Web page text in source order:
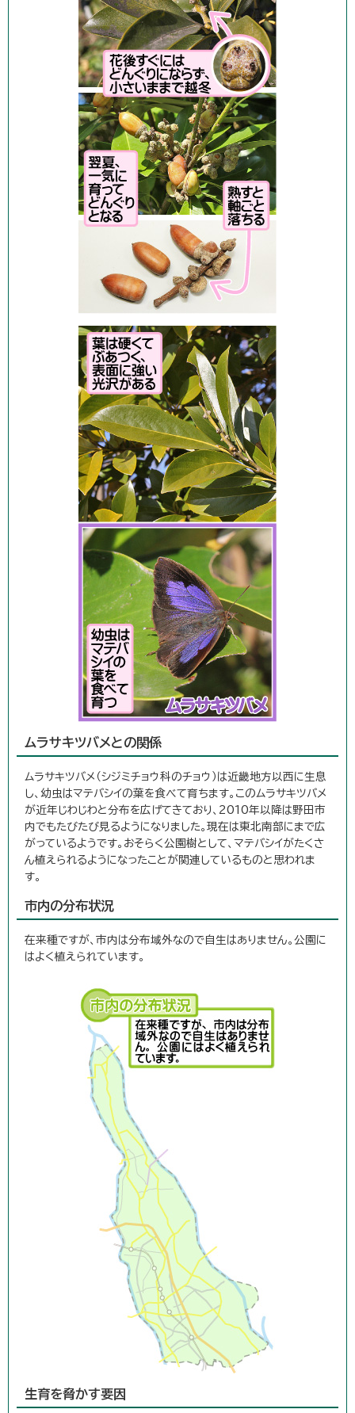
ムラサキツバメとの関係
ムラサキツバメ（シジミチョウ科のチョウ）は近畿地方以西に生息
し、幼虫はマテバシイの葉を食べて育ちます。このムラサキツバメ
が近年じわじわと分布を広げてきており、2010年以降は野田市
内でもたびたび見るようになりました。現在は東北南部にまで広
がっているようです。おそらく公園樹として、マテバシイがたくさ
ん植えられるようになったことが関連しているものと思われま
す。
市内の分布状況
在来種ですが、市内は分布域外なので自生はありません。公園に
はよく植えられています。
生育を脅かす要因